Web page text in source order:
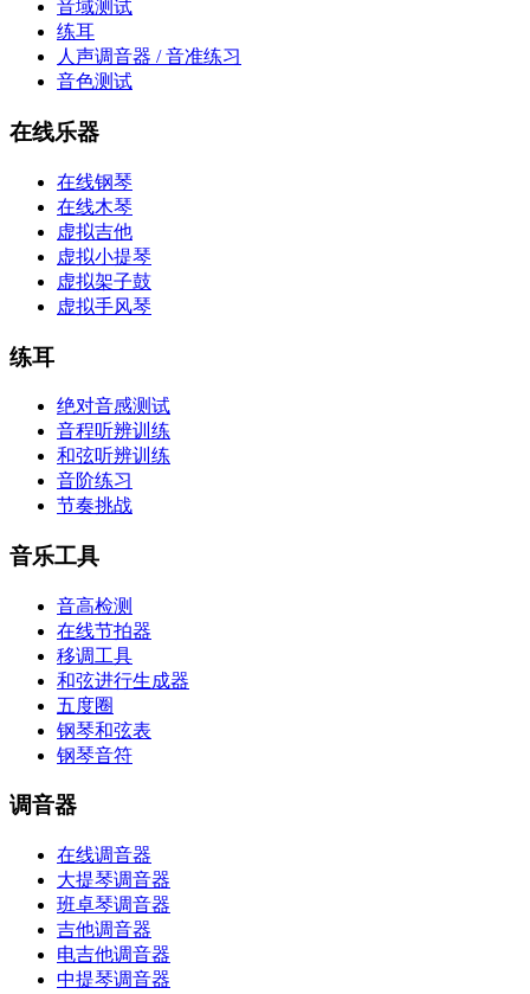
音域测试
练耳
人声调音器 / 音准练习
音色测试
在线乐器
在线钢琴
在线木琴
虚拟吉他
虚拟小提琴
虚拟架子鼓
虚拟手风琴
练耳
绝对音感测试
音程听辨训练
和弦听辨训练
音阶练习
节奏挑战
音乐工具
音高检测
在线节拍器
移调工具
和弦进行生成器
五度圈
钢琴和弦表
钢琴音符
调音器
在线调音器
大提琴调音器
班卓琴调音器
吉他调音器
电吉他调音器
中提琴调音器